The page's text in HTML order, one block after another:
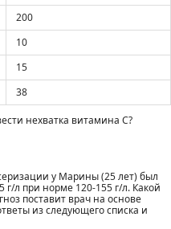
200
10
15
38
нехватка витамина С?
у Марины (25 лет) был
г/л при норме 120-155 г/л. Какой
поставит врач на основе
из сле­дующего списка и